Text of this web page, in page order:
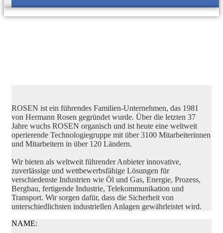
ROSEN ist ein führendes Familien-Unternehmen, das 1981
von Hermann Rosen gegründet wurde. Über die letzten 37
Jahre wuchs ROSEN organisch und ist heute eine weltweit
operierende Technologiegruppe mit über 3100 Mitarbeiterinnen
und Mitarbeitern in über 120 Ländern.
Wir bieten als weltweit führender Anbieter innovative,
zuverlässige und wettbewerbsfähige Lösungen für
verschiedenste Industrien wie Öl und Gas, Energie, Prozess,
Bergbau, fertigende Industrie, Telekommunikation und
Transport. Wir sorgen dafür, dass die Sicherheit von
unterschiedlichsten industriellen Anlagen gewährleistet wird.
NAME: